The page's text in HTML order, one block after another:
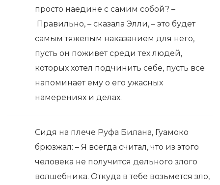
просто наедине с самим собой? –
Правильно, – сказала Элли, – это будет
самым тяжелым наказанием для него,
пусть он поживет среди тех людей,
которых хотел подчинить себе, пусть все
напоминает ему о его ужасных
намерениях и делах.
Сидя на плече Руфа Билана, Гуамоко
брюзжал: – Я всегда считал, что из этого
человека не получится дельного злого
волшебника. Откуда в тебе возьмется зло,